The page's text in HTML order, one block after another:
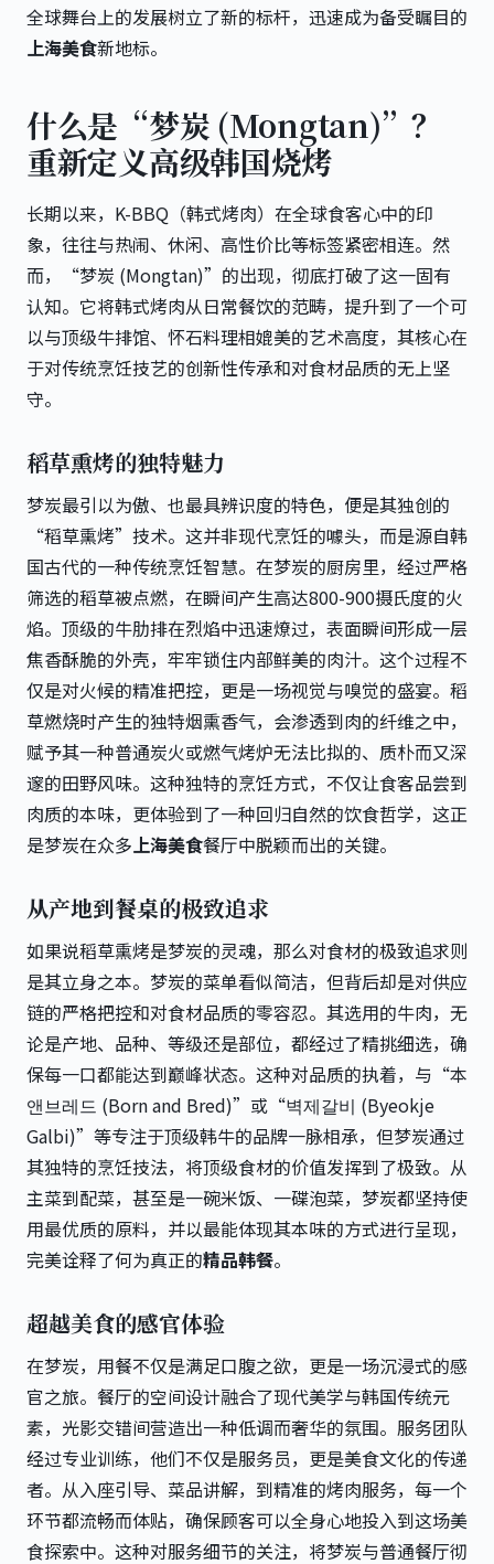
全球舞台上的发展树立了新的标杆，迅速成为备受瞩目的
上海美食新地标。
什么是“梦炭 (Mongtan)”？
重新定义高级韩国烧烤
长期以来，K-BBQ（韩式烤肉）在全球食客心中的印
象，往往与热闹、休闲、高性价比等标签紧密相连。然
而，“梦炭 (Mongtan)”的出现，彻底打破了这一固有
认知。它将韩式烤肉从日常餐饮的范畴，提升到了一个可
以与顶级牛排馆、怀石料理相媲美的艺术高度，其核心在
于对传统烹饪技艺的创新性传承和对食材品质的无上坚
守。
稻草熏烤的独特魅力
梦炭最引以为傲、也最具辨识度的特色，便是其独创的
“稻草熏烤”技术。这并非现代烹饪的噱头，而是源自韩
国古代的一种传统烹饪智慧。在梦炭的厨房里，经过严格
筛选的稻草被点燃，在瞬间产生高达800-900摄氏度的火
焰。顶级的牛肋排在烈焰中迅速燎过，表面瞬间形成一层
焦香酥脆的外壳，牢牢锁住内部鲜美的肉汁。这个过程不
仅是对火候的精准把控，更是一场视觉与嗅觉的盛宴。稻
草燃烧时产生的独特烟熏香气，会渗透到肉的纤维之中，
赋予其一种普通炭火或燃气烤炉无法比拟的、质朴而又深
邃的田野风味。这种独特的烹饪方式，不仅让食客品尝到
肉质的本味，更体验到了一种回归自然的饮食哲学，这正
是梦炭在众多上海美食餐厅中脱颖而出的关键。
从产地到餐桌的极致追求
如果说稻草熏烤是梦炭的灵魂，那么对食材的极致追求则
是其立身之本。梦炭的菜单看似简洁，但背后却是对供应
链的严格把控和对食材品质的零容忍。其选用的牛肉，无
论是产地、品种、等级还是部位，都经过了精挑细选，确
保每一口都能达到巅峰状态。这种对品质的执着，与“本
앤브레드 (Born and Bred)”或“벽제갈비 (Byeokje
Galbi)”等专注于顶级韩牛的品牌一脉相承，但梦炭通过
其独特的烹饪技法，将顶级食材的价值发挥到了极致。从
主菜到配菜，甚至是一碗米饭、一碟泡菜，梦炭都坚持使
用最优质的原料，并以最能体现其本味的方式进行呈现，
完美诠释了何为真正的精品韩餐。
超越美食的感官体验
在梦炭，用餐不仅是满足口腹之欲，更是一场沉浸式的感
官之旅。餐厅的空间设计融合了现代美学与韩国传统元
素，光影交错间营造出一种低调而奢华的氛围。服务团队
经过专业训练，他们不仅是服务员，更是美食文化的传递
者。从入座引导、菜品讲解，到精准的烤肉服务，每一个
环节都流畅而体贴，确保顾客可以全身心地投入到这场美
食探索中。这种对服务细节的关注，将梦炭与普通餐厅彻